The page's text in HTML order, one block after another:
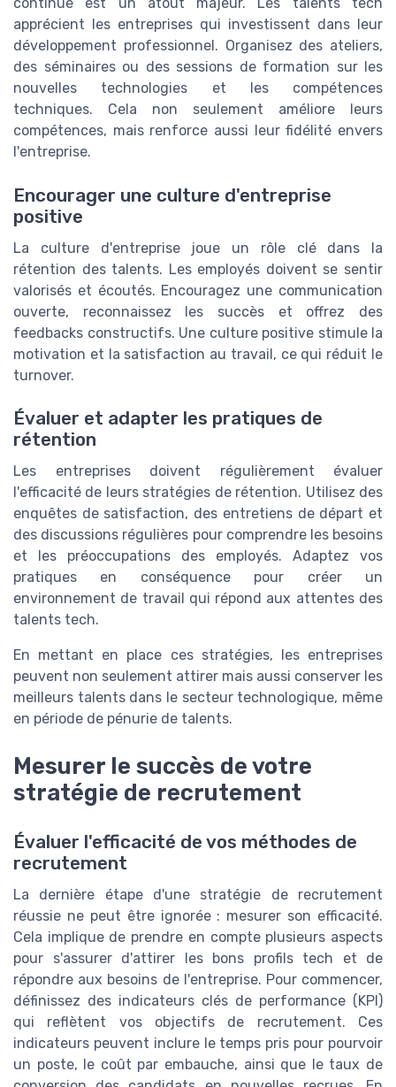
continue est un atout majeur. Les talents tech
apprécient les entreprises qui investissent dans leur
développement professionnel. Organisez des ateliers,
des séminaires ou des sessions de formation sur les
nouvelles technologies et les compétences
techniques. Cela non seulement améliore leurs
compétences, mais renforce aussi leur fidélité envers
l'entreprise.
Encourager une culture d'entreprise
positive
La culture d'entreprise joue un rôle clé dans la
rétention des talents. Les employés doivent se sentir
valorisés et écoutés. Encouragez une communication
ouverte, reconnaissez les succès et offrez des
feedbacks constructifs. Une culture positive stimule la
motivation et la satisfaction au travail, ce qui réduit le
turnover.
Évaluer et adapter les pratiques de
rétention
Les entreprises doivent régulièrement évaluer
l'efficacité de leurs stratégies de rétention. Utilisez des
enquêtes de satisfaction, des entretiens de départ et
des discussions régulières pour comprendre les besoins
et les préoccupations des employés. Adaptez vos
pratiques en conséquence pour créer un
environnement de travail qui répond aux attentes des
talents tech.
En mettant en place ces stratégies, les entreprises
peuvent non seulement attirer mais aussi conserver les
meilleurs talents dans le secteur technologique, même
en période de pénurie de talents.
Mesurer le succès de votre
stratégie de recrutement
Évaluer l'efficacité de vos méthodes de
recrutement
La dernière étape d'une stratégie de recrutement
réussie ne peut être ignorée : mesurer son efficacité.
Cela implique de prendre en compte plusieurs aspects
pour s'assurer d'attirer les bons profils tech et de
répondre aux besoins de l'entreprise. Pour commencer,
définissez des indicateurs clés de performance (KPI)
qui reflètent vos objectifs de recrutement. Ces
indicateurs peuvent inclure le temps pris pour pourvoir
un poste, le coût par embauche, ainsi que le taux de